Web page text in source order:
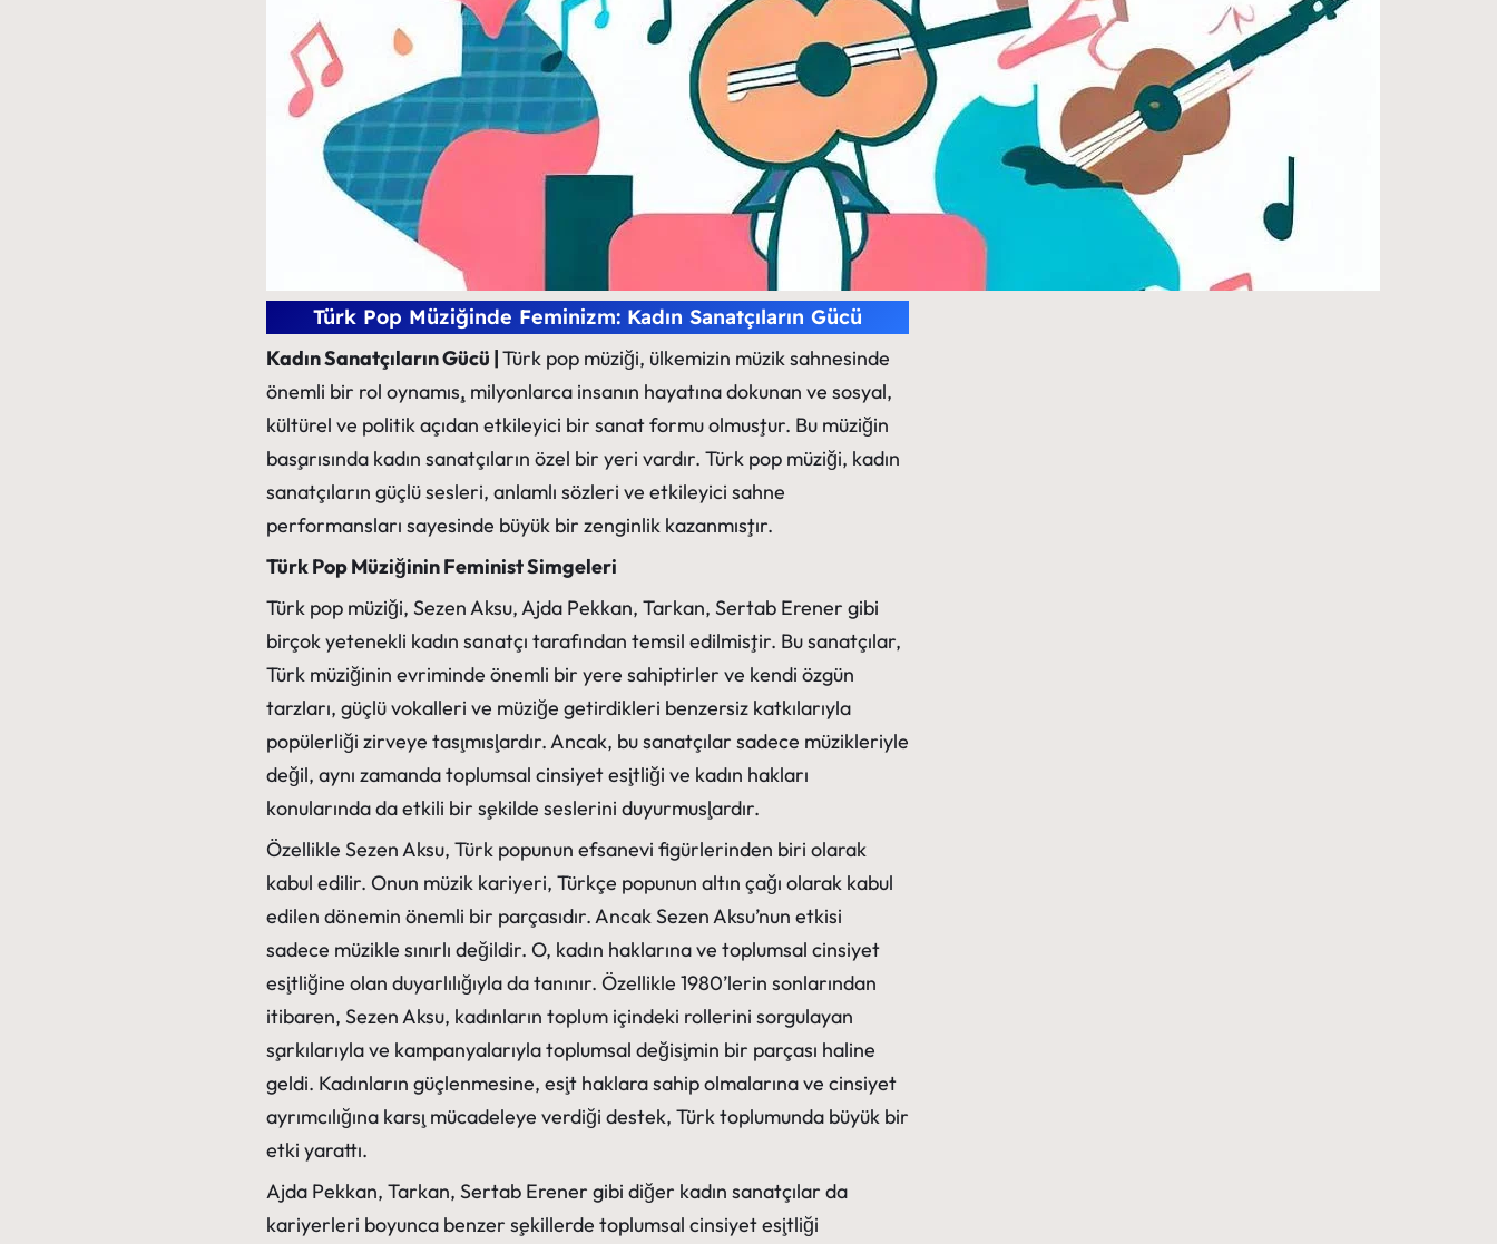
Türk Pop Müziğinde Feminizm: Kadın Sanatçıların Gücü
Kadın Sanatçıların Gücü |Türk pop müziği, ülkemizin müzik sahnesinde
önemli bir rol oynamış, milyonlarca insanın hayatına dokunan ve sosyal,
kültürel ve politik açıdan etkileyici bir sanat formu olmuştur. Bu müziğin
başarısında kadın sanatçıların özel bir yeri vardır. Türk pop müziği, kadın
sanatçıların güçlü sesleri, anlamlı sözleri ve etkileyici sahne
performansları sayesinde büyük bir zenginlik kazanmıştır.
Türk Pop Müziğinin Feminist Simgeleri
Türk pop müziği, Sezen Aksu, Ajda Pekkan, Tarkan, Sertab Erener gibi
birçok yetenekli kadın sanatçı tarafından temsil edilmiştir. Bu sanatçılar,
Türk müziğinin evriminde önemli bir yere sahiptirler ve kendi özgün
tarzları, güçlü vokalleri ve müziğe getirdikleri benzersiz katkılarıyla
popülerliği zirveye taşımışlardır. Ancak, bu sanatçılar sadece müzikleriyle
değil, aynı zamanda toplumsal cinsiyet eşitliği ve kadın hakları
konularında da etkili bir şekilde seslerini duyurmuşlardır.
Özellikle Sezen Aksu, Türk popunun efsanevi figürlerinden biri olarak
kabul edilir. Onun müzik kariyeri, Türkçe popunun altın çağı olarak kabul
edilen dönemin önemli bir parçasıdır. Ancak Sezen Aksu’nun etkisi
sadece müzikle sınırlı değildir. O, kadın haklarına ve toplumsal cinsiyet
eşitliğine olan duyarlılığıyla da tanınır. Özellikle 1980’lerin sonlarından
itibaren, Sezen Aksu, kadınların toplum içindeki rollerini sorgulayan
şarkılarıyla ve kampanyalarıyla toplumsal değişimin bir parçası haline
geldi. Kadınların güçlenmesine, eşit haklara sahip olmalarına ve cinsiyet
ayrımcılığına karşı mücadeleye verdiği destek, Türk toplumunda büyük bir
etki yarattı.
Ajda Pekkan, Tarkan, Sertab Erener gibi diğer kadın sanatçılar da
kariyerleri boyunca benzer şekillerde toplumsal cinsiyet eşitliği